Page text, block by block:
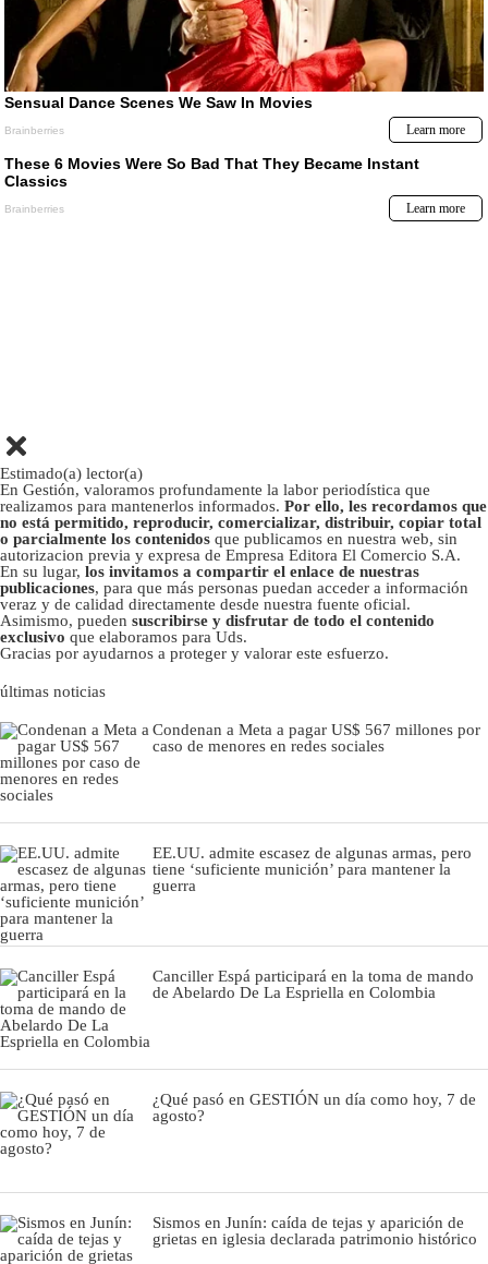
Estimado(a) lector(a)
En Gestión, valoramos profundamente la labor periodística que
realizamos para mantenerlos informados. Por ello, les recordamos que
no está permitido, reproducir, comercializar, distribuir, copiar total
o parcialmente los contenidos que publicamos en nuestra web, sin
autorizacion previa y expresa de Empresa Editora El Comercio S.A.
En su lugar, los invitamos a compartir el enlace de nuestras
publicaciones, para que más personas puedan acceder a información
veraz y de calidad directamente desde nuestra fuente oficial.
Asimismo, pueden suscribirse y disfrutar de todo el contenido
exclusivo que elaboramos para Uds.
Gracias por ayudarnos a proteger y valorar este esfuerzo.
últimas noticias
Condenan a Meta a pagar US$ 567 millones por
caso de menores en redes sociales
EE.UU. admite escasez de algunas armas, pero
tiene ‘suficiente munición’ para mantener la
guerra
Canciller Espá participará en la toma de mando
de Abelardo De La Espriella en Colombia
¿Qué pasó en GESTIÓN un día como hoy, 7 de
agosto?
Sismos en Junín: caída de tejas y aparición de
grietas en iglesia declarada patrimonio histórico